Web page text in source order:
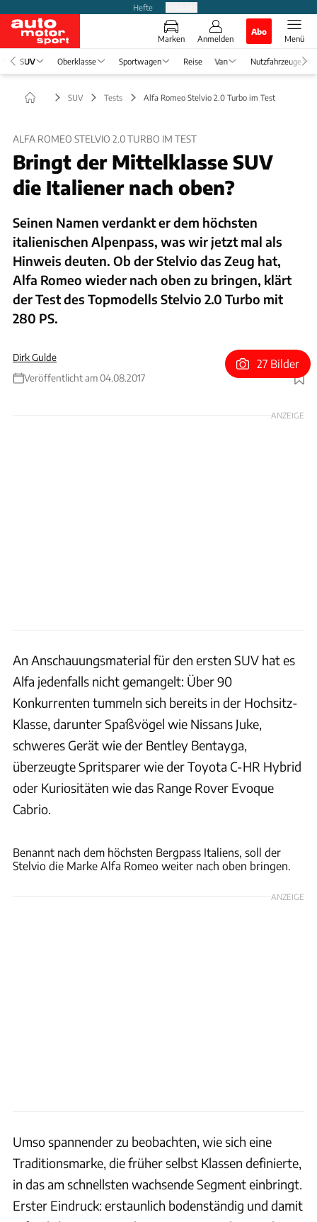
Hefte
Marken Anmelden
Abo
Menü
SUV Oberklasse Sportwagen Reise Van Nutzfahrzeuge
SUV Tests Alfa Romeo Stelvio 2.0 Turbo im Test
ALFA ROMEO STELVIO 2.0 TURBO IM TEST
Bringt der Mittelklasse SUV
die Italiener nach oben?
Seinen Namen verdankt er dem höchsten
italienischen Alpenpass, was wir jetzt mal als
Hinweis deuten. Ob der Stelvio das Zeug hat,
Alfa Romeo wieder nach oben zu bringen, klärt
der Test des Topmodells Stelvio 2.0 Turbo mit
280 PS.
Dirk Gulde
Veröffentlicht am 04.08.2017
Foto: Dino Eisele
27 Bilder
ANZEIGE
An Anschauungsmaterial für den ersten SUV hat es
Alfa jedenfalls nicht gemangelt: Über 90
Konkurrenten tummeln sich bereits in der Hochsitz-
Klasse, darunter Spaßvögel wie Nissans Juke,
schweres Gerät wie der Bentley Bentayga,
überzeugte Spritsparer wie der Toyota C-HR Hybrid
oder Kuriositäten wie das Range Rover Evoque
Cabrio.
Benannt nach dem höchsten Bergpass Italiens, soll der
Stelvio die Marke Alfa Romeo weiter nach oben bringen.
ANZEIGE
Umso spannender zu beobachten, wie sich eine
Traditionsmarke, die früher selbst Klassen definierte,
in das am schnellsten wachsende Segment einbringt.
Erster Eindruck: erstaunlich bodenständig und damit